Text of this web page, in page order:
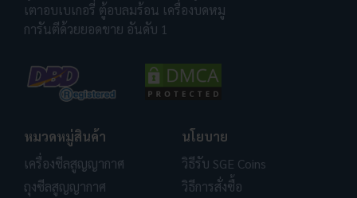
เตาอบเบเกอรี่ ตู้อบลมร้อน เครื่องบดหมู
การันตีด้วยยอดขาย อันดับ 1
หมวดหมู่สินค้า
เครื่องซีลสูญญากาศ
ถุงซีลสูญญากาศ
นโยบาย
วิธีรับ SGE Coins
วิธีการสั่งซื้อ